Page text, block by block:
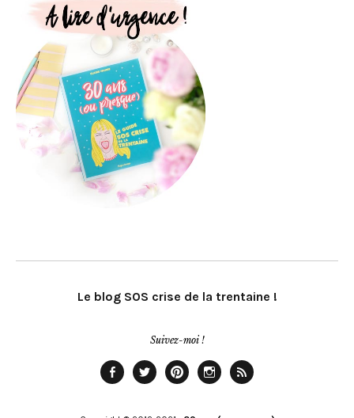
Le blog SOS crise de la trentaine !
Suivez-moi !